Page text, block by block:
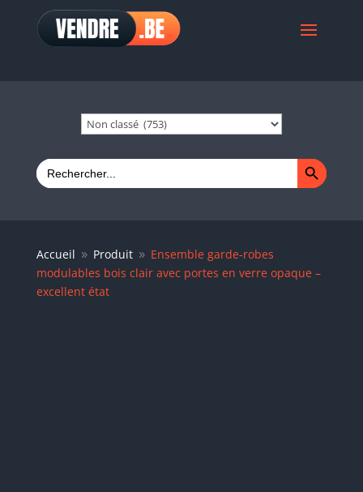
Search
for:
Search Button
Accueil 9 Produit 9 Ensemble garde-robes
modulables bois clair avec portes en verre opaque –
excellent état